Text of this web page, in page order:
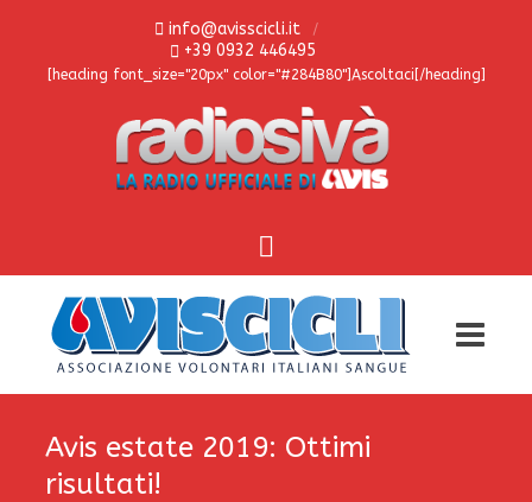
info@avisscicli.it
+39 0932 446495
[heading font_size="20px" color="#284B80"]Ascoltaci[/heading]
Avis estate 2019: Ottimi
risultati!